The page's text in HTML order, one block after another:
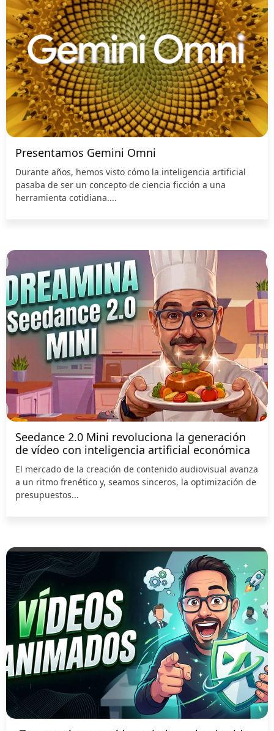
Presentamos Gemini Omni
Durante años, hemos visto cómo la inteligencia artificial
pasaba de ser un concepto de ciencia ficción a una
herramienta cotidiana....
Seedance 2.0 Mini revoluciona la generación
de vídeo con inteligencia artificial económica
El mercado de la creación de contenido audiovisual avanza
a un ritmo frenético y, seamos sinceros, la optimización de
presupuestos...